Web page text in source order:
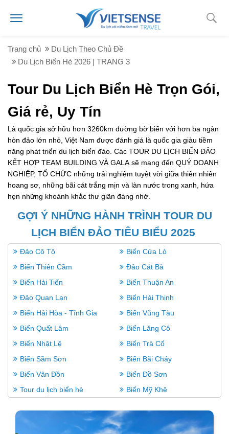
Trang chủ
Du Lịch Theo Chủ Đề
Du Lịch Biển Hè 2026 | TRANG 3
Tour Du Lịch Biển Hè Trọn Gói,
Giá rẻ, Uy Tín
Là quốc gia sở hữu hơn 3260km đường bờ biển với hơn ba ngàn
hòn đảo lớn nhỏ, Việt Nam được đánh giá là quốc gia giàu tiềm
năng phát triển du lịch biển đảo. Các TOUR DU LỊCH BIỂN ĐẢO
KẾT HỢP TEAM BUILDING VÀ GALA sẽ mang đến QUÝ DOANH
NGHIỆP, TỔ CHỨC những trải nghiệm tuyệt vời giữa thiên nhiên
hoang sơ, những bãi cát trắng mịn và làn nước trong xanh, hứa
hẹn những khoảnh khắc thư giãn đáng nhớ.
GỢI Ý NHỮNG HÀNH TRÌNH TOUR DU
LỊCH BIỂN ĐẢO TIÊU BIỂU 2025
Đảo Cô Tô
Biển Cửa Lò
Biển Thiên Cầm
Đảo Cát Bà
Biển Hải Tiến
Biển Thuận An
Đảo Quan Lạn
Biển Hải Thịnh
Biển Hải Hòa - Tĩnh Gia
Biển Vũng Tàu
Biển Quất Lâm
Biển Lăng Cô
Biển Nhật Lệ
Biển Trà Cổ
Biển Sầm Sơn
Biển Bãi Cháy
Biển Vân Đồn
Biển Đồ Sơn
Tour du lịch biển hè
Biển Mỹ Khê